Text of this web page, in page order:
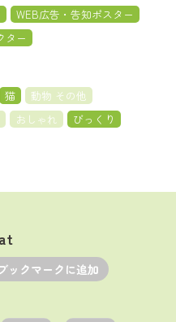
WEB広告・告知ポスター
ター
猫
動物 その他
おしゃれ
びっくり
ックマークに追加